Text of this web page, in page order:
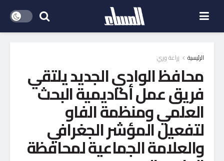
الرئيسية زراعة وري
محافظ الوادي الجديد يلتقي
فريق عمل أكاديمية البحث
العلمي ومنظمة الفاو
لتفعيل المؤشر الجغرافي
والعلامة الجماعية لمحافظة